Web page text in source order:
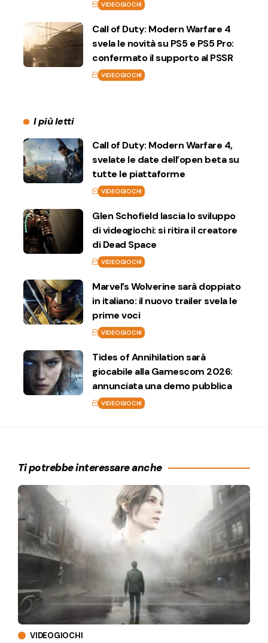
VIDEOGIOCHI
Call of Duty: Modern Warfare 4
svela le novità su PS5 e PS5 Pro:
confermato il supporto al PSSR
VIDEOGIOCHI
I più letti
Call of Duty: Modern Warfare 4,
svelate le date dell’open beta su
tutte le piattaforme
VIDEOGIOCHI
Glen Schofield lascia lo sviluppo
di videogiochi: si ritira il creatore
di Dead Space
VIDEOGIOCHI
Marvel’s Wolverine sarà doppiato
in italiano: il nuovo trailer svela le
prime voci
VIDEOGIOCHI
Tides of Annihilation sarà
giocabile alla Gamescom 2026:
annunciata una demo pubblica
VIDEOGIOCHI
Ti potrebbe interessare anche
VIDEOGIOCHI